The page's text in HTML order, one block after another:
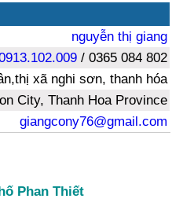
nguyễn thị giang
/ 0365 084 802
xã nghi sơn, thanh hóa
City, Thanh Hoa Province
giangcony76@gmail.com
Phan Thiết